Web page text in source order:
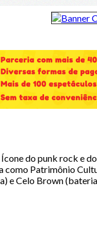
do punk rock e
como Patrimônio
e Celo Brown